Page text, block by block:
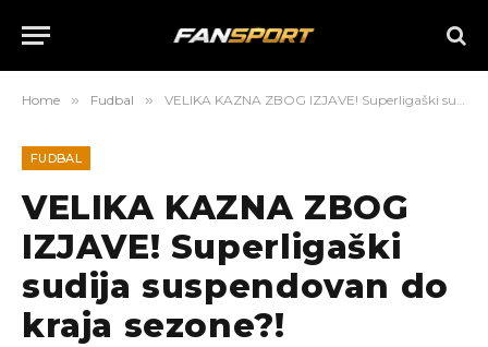
Home » Fudbal » VELIKA KAZNA ZBOG IZJAVE! Superligaški sudija suspendovan do kraja sezone?!
FUDBAL
VELIKA KAZNA ZBOG
IZJAVE! Superligaški
sudija suspendovan do
kraja sezone?!